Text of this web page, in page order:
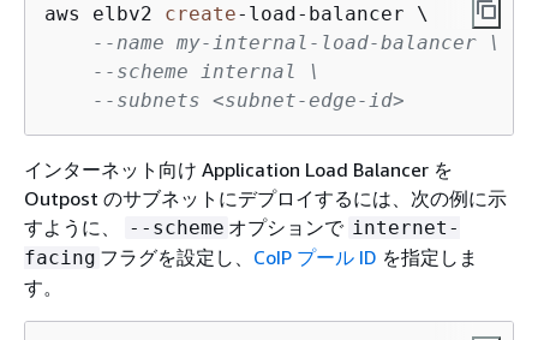
aws elbv2 create- load- balancer \
--name my-internal-load-balancer \
--scheme internal \
--subnets <subnet-edge-id>
インターネット向け Application Load Balancer を
Outpost のサブネットにデプロイするには、次の例に示
すように、
--scheme オプションで internet-
facing フラグを設定し、 CoIP プール ID を指定しま
す。